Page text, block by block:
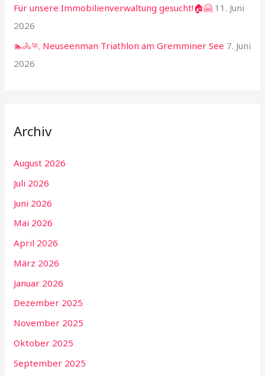
Für unsere Immobilienverwaltung gesucht!🏠🤗 11. Juni
2026
🏊🚴🏃 Neuseenman Triathlon am Gremminer See 7. Juni
2026
Archiv
August 2026
Juli 2026
Juni 2026
Mai 2026
April 2026
März 2026
Januar 2026
Dezember 2025
November 2025
Oktober 2025
September 2025